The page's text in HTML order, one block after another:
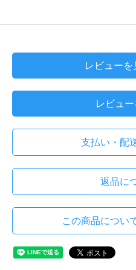
レビューを
レビュ
支払い・配
返品に
この商品につい